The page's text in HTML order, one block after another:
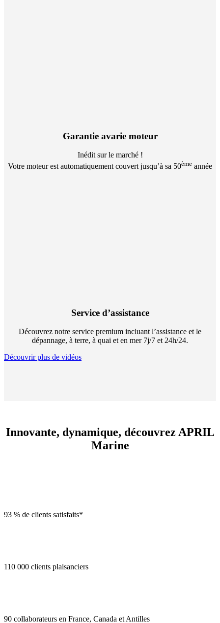
Garantie avarie moteur
Inédit sur le marché !
Votre moteur est automatiquement couvert jusqu’à sa 50ème année
Service d’assistance
Découvrez notre service premium incluant l’assistance et le
dépannage, à terre, à quai et en mer 7j/7 et 24h/24.
Découvrir plus de vidéos
Innovante, dynamique, découvrez APRIL
Marine
93 % de clients satisfaits*
110 000 clients plaisanciers
90 collaborateurs en France, Canada et Antilles